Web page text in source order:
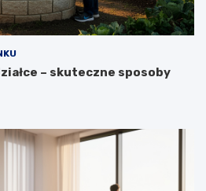
– skuteczne sposoby